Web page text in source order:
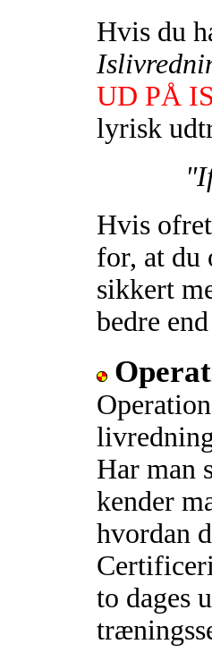
Hvis du
UD PÅ
lyrisk
Hvis
for, at du
sikkert
bedre
Har man
kender
hvordan
to dages